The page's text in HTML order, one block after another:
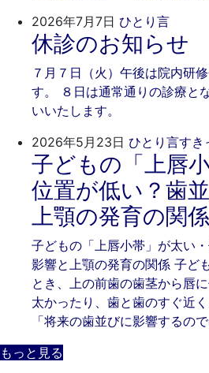
2026年7月7日 ひとり言2026
年
7
月
7
ご
き
そ
歯
科
休診のお知らせ
７月７日（火）午後は院内研
す。 ８日は通常通りの診療と
いいたします。
2026年5月23日 ひとり言すき
子どもの「上唇
位置が低い？歯
上顎の発育の関係
子どもの「上唇小帯」が太い
影響と上顎の発育の関係 子ど
とき、上の前歯の歯茎から唇
太かったり、歯と歯のすぐ近
「将来の歯並びに影響するの
もっと見る